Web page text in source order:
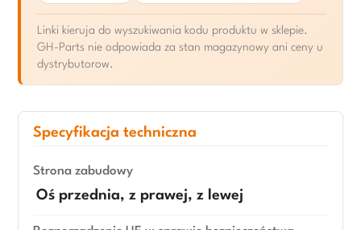
Linki kieruja do wyszukiwania kodu produktu w sklepie.
GH-Parts nie odpowiada za stan magazynowy ani ceny u
dystrybutorow.
Specyfikacja techniczna
Strona zabudowy
Oś przednia, z prawej, z lewej